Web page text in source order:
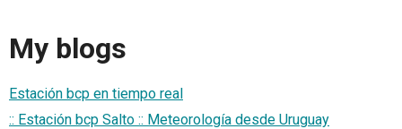
My blogs
Estación bcp en tiempo real
:: Estación bcp Salto :: Meteorología desde Uruguay